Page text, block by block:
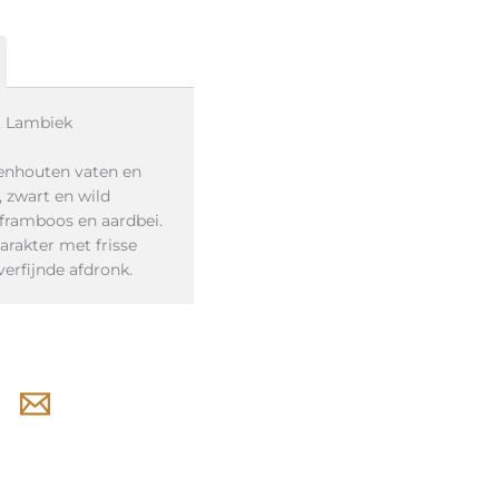
Lambiek
vaten en
zwart en wild
en aardbei.
met frisse
afdronk.